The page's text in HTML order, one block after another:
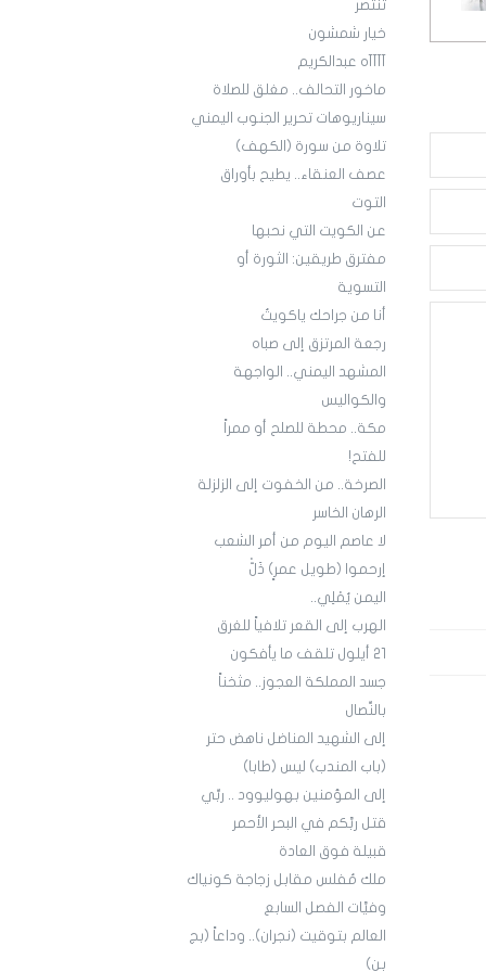
تنتصر
خيار شمشون
آآآآه عبدالكريم
ماخور التحالف.. مغلق للصلاة
سيناريوهات تحرير الجنوب اليمني
تلاوة من سورة (الكهف)
عصف العنقاء.. يطيح بأوراق
التوت
عن الكويت التي نحبها
مفترق طريقين: الثورة أو
التسوية
أنا من جراحك ياكويتُ
رجعة المرتزق إلى صباه
المشهد اليمني.. الواجهة
والكواليس
مكة.. محطة للصلح أو ممراً
للفتح!
الصرخة.. من الخفوت إلى الزلزلة
الرهان الخاسر
لا عاصم اليوم من أمر الشعب
إرحموا (طويل عمرٍ) ذَلّْ
اليمن يُمْلِي..
الهرب إلى القعر تلافياً للغرق
21 أيلول تلقف ما يأفكون
جسد المملكة العجوز.. مثخناً
بالنِّصال
إلى الشهيد المناضل ناهض حتر
(باب المندب) ليس (طابا)
إلى المؤمنين بهوليوود .. ربِّي
قتل ربَّكم في البحر الأحمر
قبيلة فوق العادة
ملك مُفلس مقابل زجاجة كونياك
وفيَّات الفصل السابع
العالم بتوقيت (نجران).. وداعاً (بج
بن)